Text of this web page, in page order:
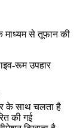
माध्यम से तूफान की
रूम उपहार
के साथ चलता है
की गई